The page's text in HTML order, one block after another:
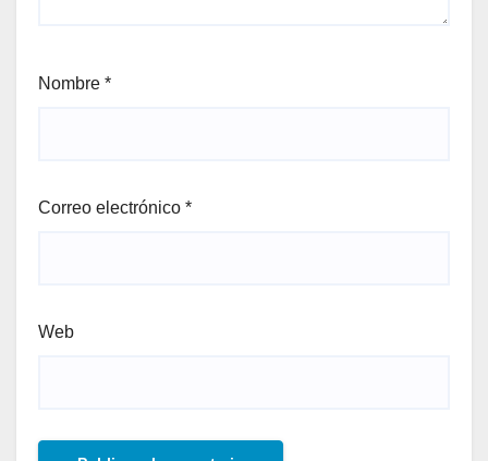
Nombre *
Correo electrónico *
Web